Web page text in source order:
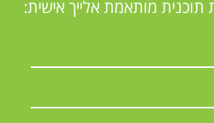
מותאמת אלייך אישית: